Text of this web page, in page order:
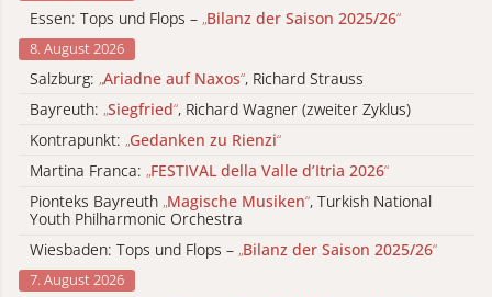
Essen: Tops und Flops – „Bilanz der Saison 2025/26“
8. August 2026
Salzburg: „Ariadne auf Naxos“, Richard Strauss
Bayreuth: „Siegfried“, Richard Wagner (zweiter Zyklus)
Kontrapunkt: „Gedanken zu Rienzi“
Martina Franca: „FESTIVAL della Valle d’Itria 2026“
Pionteks Bayreuth „Magische Musiken“, Turkish National
Youth Philharmonic Orchestra
Wiesbaden: Tops und Flops – „Bilanz der Saison 2025/26“
7. August 2026